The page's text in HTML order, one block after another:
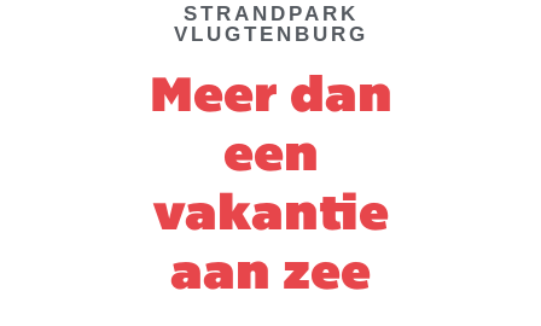
STRANDPARK
VLUGTENBURG
Meer dan
een
vakantie
aan zee